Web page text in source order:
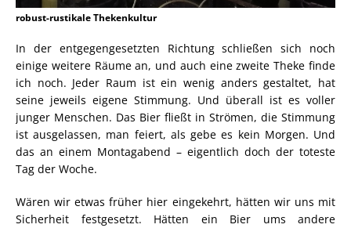
robust-rustikale Thekenkultur
In der entgegengesetzten Richtung schließen sich noch
einige weitere Räume an, und auch eine zweite Theke finde
ich noch. Jeder Raum ist ein wenig anders gestaltet, hat
seine jeweils eigene Stimmung. Und überall ist es voller
junger Menschen. Das Bier fließt in Strömen, die Stimmung
ist ausgelassen, man feiert, als gebe es kein Morgen. Und
das an einem Montagabend – eigentlich doch der toteste
Tag der Woche.
Wären wir etwas früher hier eingekehrt, hätten wir uns mit
Sicherheit festgesetzt. Hätten ein Bier ums andere